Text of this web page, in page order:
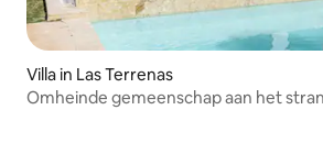
Villa in Las Terrenas
Omheinde gemeenschap aan het